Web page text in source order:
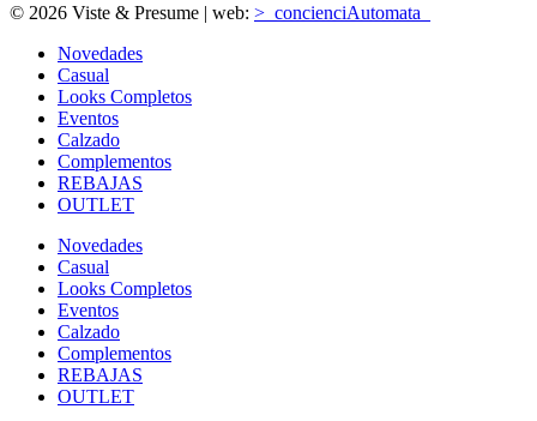
© 2026 Viste & Presume | web: >_concienciAutomata_
Novedades
Casual
Looks Completos
Eventos
Calzado
Complementos
REBAJAS
OUTLET
Novedades
Casual
Looks Completos
Eventos
Calzado
Complementos
REBAJAS
OUTLET